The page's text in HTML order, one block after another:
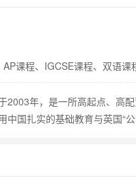
课程、IGCSE课程、双语课
2003年，是一所高起点、高
中国扎实的基础教育与英国“